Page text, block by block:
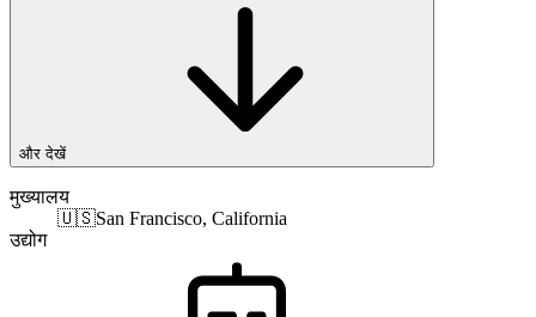
और देखें
मुख्यालय
🇺🇸San Francisco, California
उद्योग